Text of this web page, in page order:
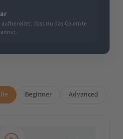
dass du das Gelernte
Beginner Advanced